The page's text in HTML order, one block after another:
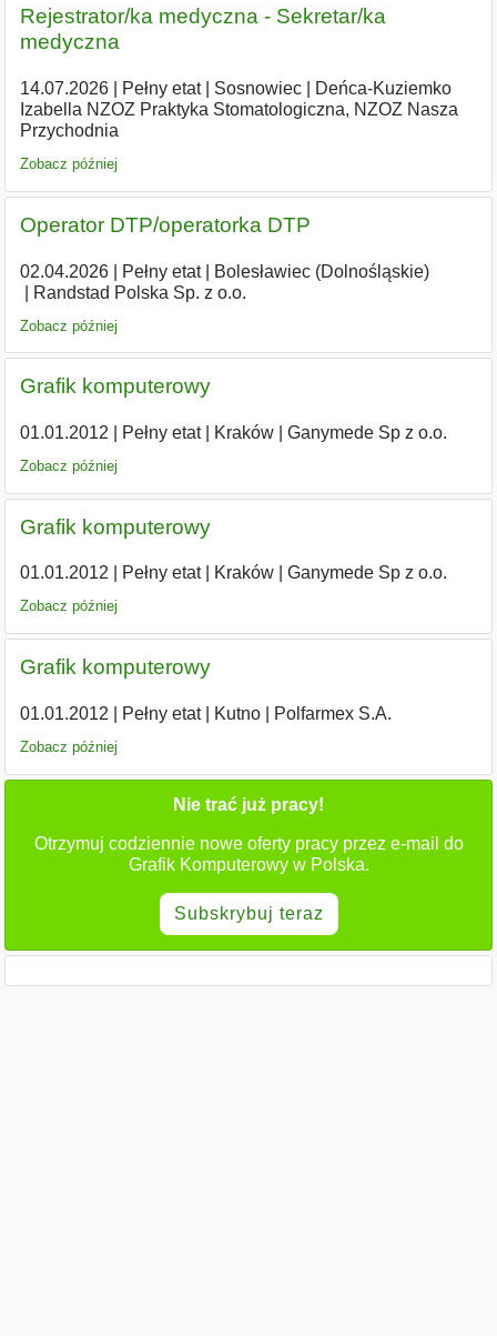
Rejestrator/ka medyczna - Sekretar/ka
medyczna
14.07.2026| Pełny etat| Sosnowiec|
Deńca-Kuziemko
Izabella NZOZ Praktyka Stomatologiczna, NZOZ Nasza
Przychodnia
Zobacz później
Operator DTP/operatorka DTP
02.04.2026| Pełny etat| Bolesławiec (Dolnośląskie)|
Randstad Polska Sp. z o.o.
Zobacz później
Grafik komputerowy
01.01.2012 Pełny etat| Kraków| Ganymede Sp z o.o.
Zobacz później
Grafik komputerowy
01.01.2012 Pełny etat| Kraków| Ganymede Sp z o.o.
Zobacz później
Grafik komputerowy
01.01.2012 Pełny etat| Kutno| Polfarmex S.A.
Zobacz później
Nie trać już pracy!
Otrzymuj codziennie nowe oferty pracy przez e-mail do
Grafik Komputerowy w Polska.
Subskrybuj teraz